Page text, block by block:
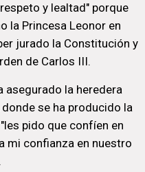
y lealtad" porque
la Princesa Leonor en
jurado la Constitución y
de Carlos III.
asegurado la heredera
se ha producido la
pido que confíen en
mi confianza en nuestro